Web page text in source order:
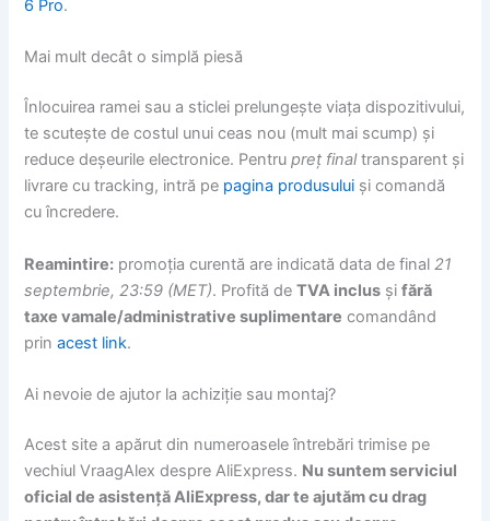
6 Pro.
Mai mult decât o simplă piesă
Înlocuirea ramei sau a sticlei prelungește viața dispozitivului,
te scutește de costul unui ceas nou (mult mai scump) și
reduce deșeurile electronice. Pentrupreț finaltransparent și
livrare cu tracking, intră pe pagina produsului și comandă
cu încredere.
Reamintire: promoția curentă are indicată data de final21
septembrie, 23:59 (MET). Profită deTVA inclus șifără
taxe vamale/administrative suplimentare comandând
prinacest link.
Ai nevoie de ajutor la achiziție sau montaj?
Acest site a apărut din numeroasele întrebări trimise pe
vechiul VraagAlex despre AliExpress. Nu suntem serviciul
oficial de asistență AliExpress, dar te ajutăm cu drag